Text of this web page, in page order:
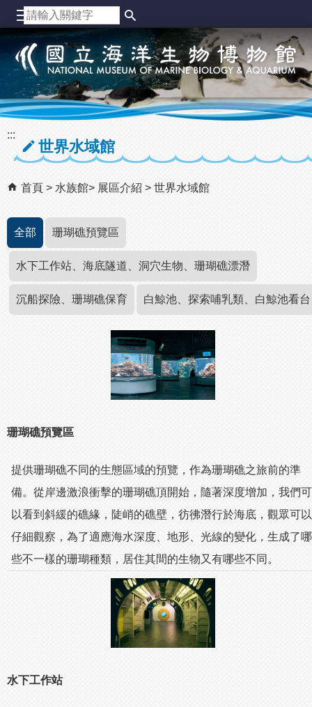
跳到主要內容區塊
:::
世界水域館
首頁 水族館 展區介紹 世界水域館
全部 珊瑚礁預覽區
水下工作站、海底隧道、洞穴生物、珊瑚礁漂潛
沉船探險、珊瑚礁保育 白鯨池、探索哺乳類、白鯨池看台
珊瑚礁預覽區
提供珊瑚礁不同的生態區域的預覽，作為珊瑚礁之旅前的準
備。從岸邊激浪衝擊的珊瑚礁頂開始，隨著深度增加，我們可
以看到斜緩的礁緣，陡峭的礁壁，彷彿潛行於海底，觀眾可以
仔細觀察，為了適應海水深度、地形、光線的變化，生成了哪
些不一樣的珊瑚種類，居住其間的生物又有哪些不同。
水下工作站